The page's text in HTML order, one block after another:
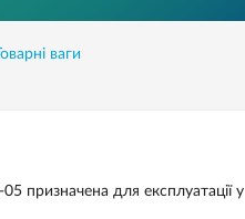
ваги
призначена для експлуатації у